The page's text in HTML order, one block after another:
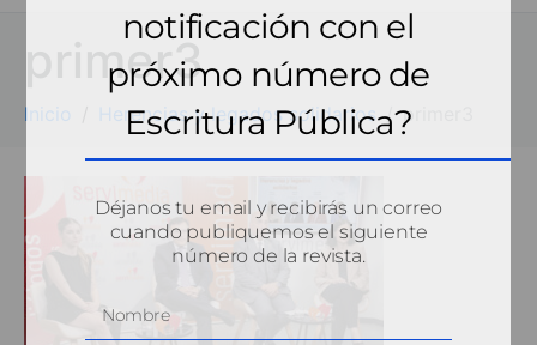
primer3
Inicio Herencias y legados solidarios primer3
notificación con el
próximo número de
Escritura Pública?
Déjanos tu email y recibirás un correo
cuando publiquemos el siguiente
número de la revista.